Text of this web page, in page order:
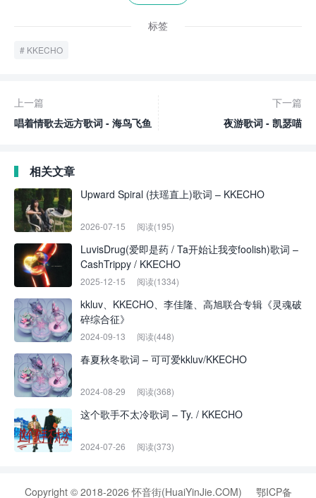
标签
KKECHO
上一篇
唱着情歌去远方歌词 - 海鸟飞鱼
下一篇
夜游歌词 - 凯瑟喵
相关文章
Upward Spiral (扶瑶直上)歌词 – KKECHO
2026-07-15 阅读(195)
LuvisDrug(爱即是药 / Ta开始让我变foolish)歌词 –
CashTrippy / KKECHO
2025-12-15 阅读(1334)
kkluv、KKECHO、李佳隆、高旭联合专辑《灵魂破
碎综合征》
2024-09-13 阅读(448)
春夏秋冬歌词 – 可可爱kkluv/KKECHO
2024-08-29 阅读(368)
这个歌手不太冷歌词 – Ty. / KKECHO
2024-07-26 阅读(373)
Copyright © 2018-2026 怀音街(HuaiYinJie.COM) 鄂ICP备